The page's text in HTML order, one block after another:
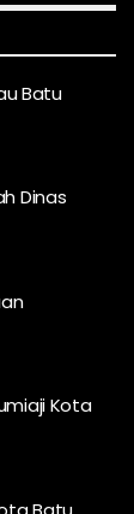
Batu
Dinas
Kota